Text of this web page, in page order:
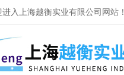
入上海越衡实业有限公司网站！